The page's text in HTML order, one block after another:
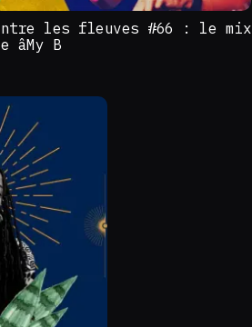
les fleuves #66 : le mix
âMy B